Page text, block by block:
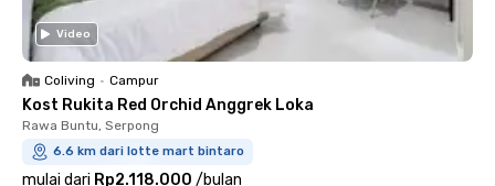
Video
Coliving • Campur
Kost Rukita Red Orchid Anggrek Loka
Rawa Buntu, Serpong
6.6 km dari lotte mart bintaro
mulai dari Rp2.118.000 /bulan